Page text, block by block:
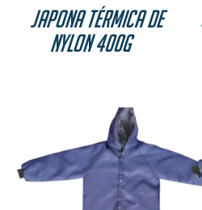
Japona Térmica de
Nylon 400g